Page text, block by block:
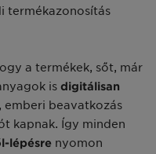
termékazonosítás
a termékek, sőt, már
is digitálisan
emberi beavatkozás
kapnak. Így minden
lépésre nyomon